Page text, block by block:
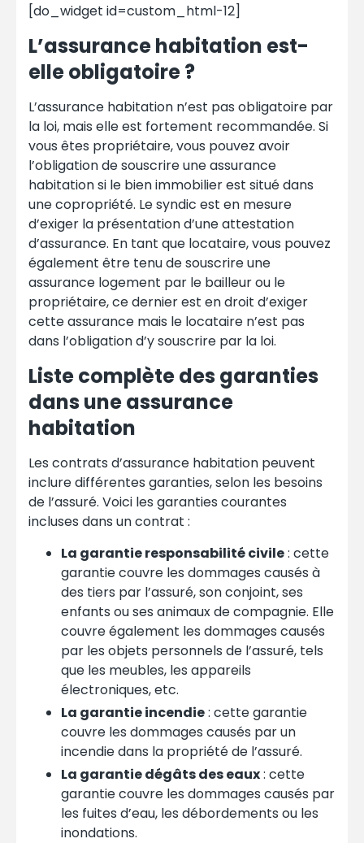
[do_widget id=custom_html-12]
L’assurance habitation est-
elle obligatoire ?
L’assurance habitation n’est pas obligatoire par
la loi, mais elle est fortement recommandée. Si
vous êtes propriétaire, vous pouvez avoir
l’obligation de souscrire une assurance
habitation si le bien immobilier est situé dans
une copropriété. Le syndic est en mesure
d’exiger la présentation d’une attestation
d’assurance. En tant que locataire, vous pouvez
également être tenu de souscrire une
assurance logement par le bailleur ou le
propriétaire, ce dernier est en droit d’exiger
cette assurance mais le locataire n’est pas
dans l’obligation d’y souscrire par la loi.
Liste complète des garanties
dans une assurance
habitation
Les contrats d’assurance habitation peuvent
inclure différentes garanties, selon les besoins
de l’assuré. Voici les garanties courantes
incluses dans un contrat :
La garantie responsabilité civile: cette
garantie couvre les dommages causés à
des tiers par l’assuré, son conjoint, ses
enfants ou ses animaux de compagnie. Elle
couvre également les dommages causés
par les objets personnels de l’assuré, tels
que les meubles, les appareils
électroniques, etc.
La garantie incendie: cette garantie
couvre les dommages causés par un
incendie dans la propriété de l’assuré.
La garantie dégâts des eaux: cette
garantie couvre les dommages causés par
les fuites d’eau, les débordements ou les
inondations.